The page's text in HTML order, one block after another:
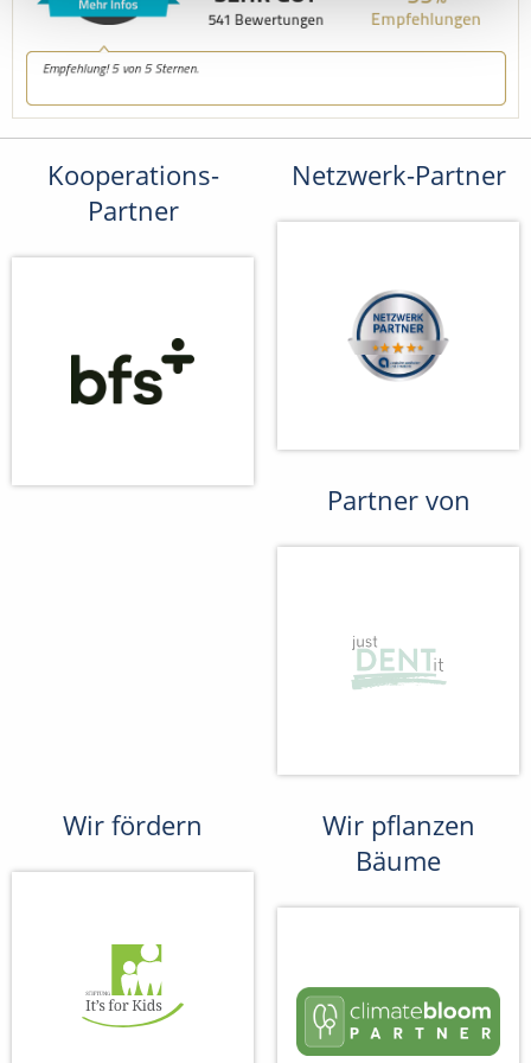
Kooperations-
Partner
Netzwerk-Partner
Partner von
Wir fördern
Wir pflanzen
Bäume